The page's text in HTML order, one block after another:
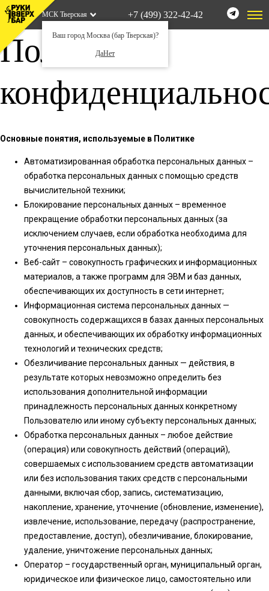
МСК Тверская
Ваш город Москва (бар Тверская)?
ДаНет
+7 (499) 322-42-42
Политика
Основные понятия, используемые в Политике
Автоматизированная обработка персональных данных –
обработка персональных данных с помощью средств
вычислительной техники;
Блокирование персональных данных – временное
прекращение обработки персональных данных (за
исключением случаев, если обработка необходима для
уточнения персональных данных);
Веб-сайт – совокупность графических и информационных
материалов, а также программ для ЭВМ и баз данных,
обеспечивающих их доступность в сети интернет;
Информационная система персональных данных —
совокупность содержащихся в базах данных персональных
данных, и обеспечивающих их обработку информационных
технологий и технических средств;
Обезличивание персональных данных — действия, в
результате которых невозможно определить без
использования дополнительной информации
принадлежность персональных данных конкретному
Пользователю или иному субъекту персональных данных;
Обработка персональных данных – любое действие
(операция) или совокупность действий (операций),
совершаемых с использованием средств автоматизации
или без использования таких средств с персональными
данными, включая сбор, запись, систематизацию,
накопление, хранение, уточнение (обновление, изменение),
извлечение, использование, передачу (распространение,
предоставление, доступ), обезличивание, блокирование,
удаление, уничтожение персональных данных;
Оператор – государственный орган, муниципальный орган,
юридическое или физическое лицо, самостоятельно или